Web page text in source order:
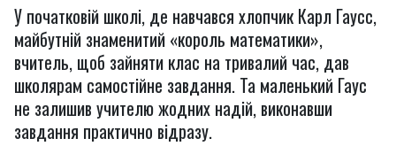
У початковій школі, де навчався хлопчик Карл Гаусc,
майбутній знаменитий «король математики»,
вчитель, щоб зайняти клас на тривалий час, дав
школярам самостійне завдання. Та маленький Гаус
не залишив учителю жодних надій, виконавши
завдання практично відразу.